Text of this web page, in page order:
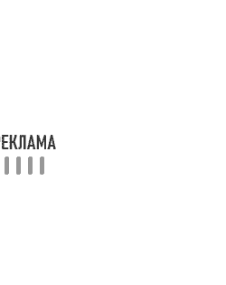
Для восстановления
скорейшее